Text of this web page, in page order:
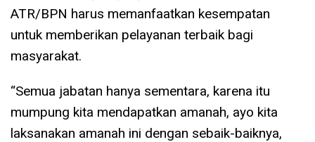
ATR/BPN harus memanfaatkan kesempatan
untuk memberikan pelayanan terbaik bagi
masyarakat.
“Semua jabatan hanya sementara, karena itu
mumpung kita mendapatkan amanah, ayo kita
laksanakan amanah ini dengan sebaik-baiknya,